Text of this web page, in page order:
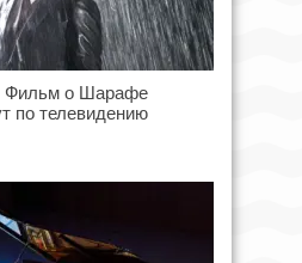
Фильм о Шарафе
по телевидению